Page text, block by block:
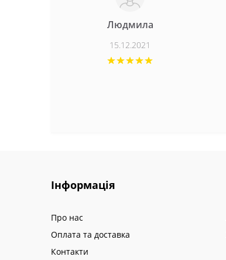
Людмила
15.12.2021
Інформація
Про нас
Оплата та доставка
Контакти